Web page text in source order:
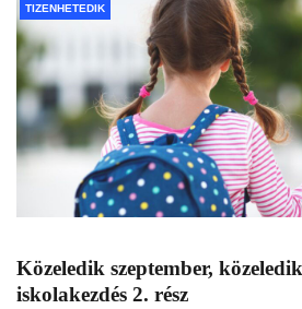
TIZENHETEDIK
Közeledik szeptember,
iskolakezdés 2. rész